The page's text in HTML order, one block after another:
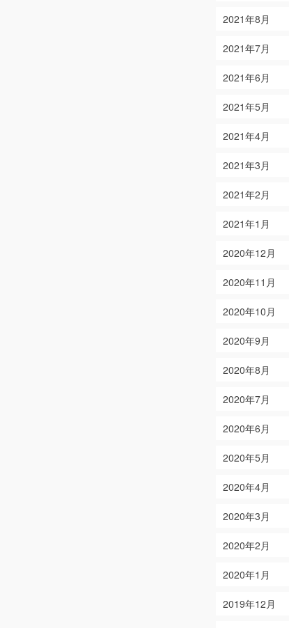
2021年8月
2021年7月
2021年6月
2021年5月
2021年4月
2021年3月
2021年2月
2021年1月
2020年12月
2020年11月
2020年10月
2020年9月
2020年8月
2020年7月
2020年6月
2020年5月
2020年4月
2020年3月
2020年2月
2020年1月
2019年12月